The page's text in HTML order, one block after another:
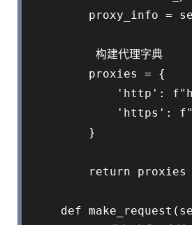
proxy_info =
         构建代理字典
        proxies = {
'http':
'https':
        }
        return proxies
def